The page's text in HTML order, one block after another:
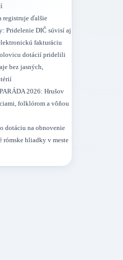
registruje ďalšie
Pridelenie DIČ súvisí aj
fakturáciu
dotácií pridelili
bez jasných,
2026: Hrušov
folklórom a vôňou
dotáciu na obnovenie
rómske hliadky v meste